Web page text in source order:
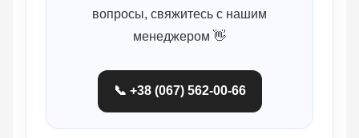
вопросы, свяжитесь с нашим
менеджером 👋
📞 +38 (067) 562-00-66